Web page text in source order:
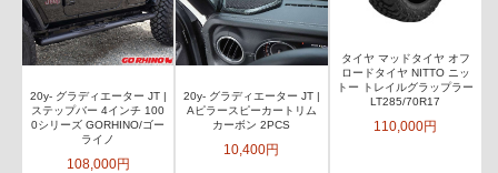
20y- グラディエーター JT |
ステップバー 4インチ 100
0シリーズ GORHINO/ゴー
ライノ
108,000円
20y- グラディエーター JT |
Aピラースピーカートリム
カーボン 2PCS
10,400円
タイヤ マッドタイヤ オフ
ロードタイヤ NITTO ニッ
トー トレイルグラップラー
LT285/70R17
110,000円